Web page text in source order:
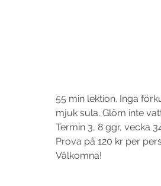
55 min lektion. Inga
mjuk sula. Glöm inte
Termin 3, 8 ggr, vecka
Prova på 120 kr per
Välkomna!